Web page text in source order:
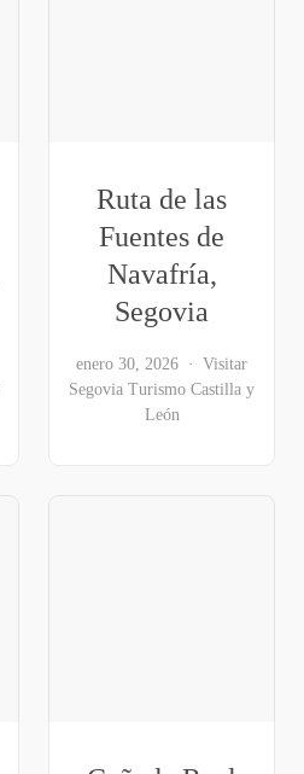
Ruta de las
Fuentes de
Navafría,
Segovia
enero 30, 2026
Visitar
Segovia Turismo Castilla y
León